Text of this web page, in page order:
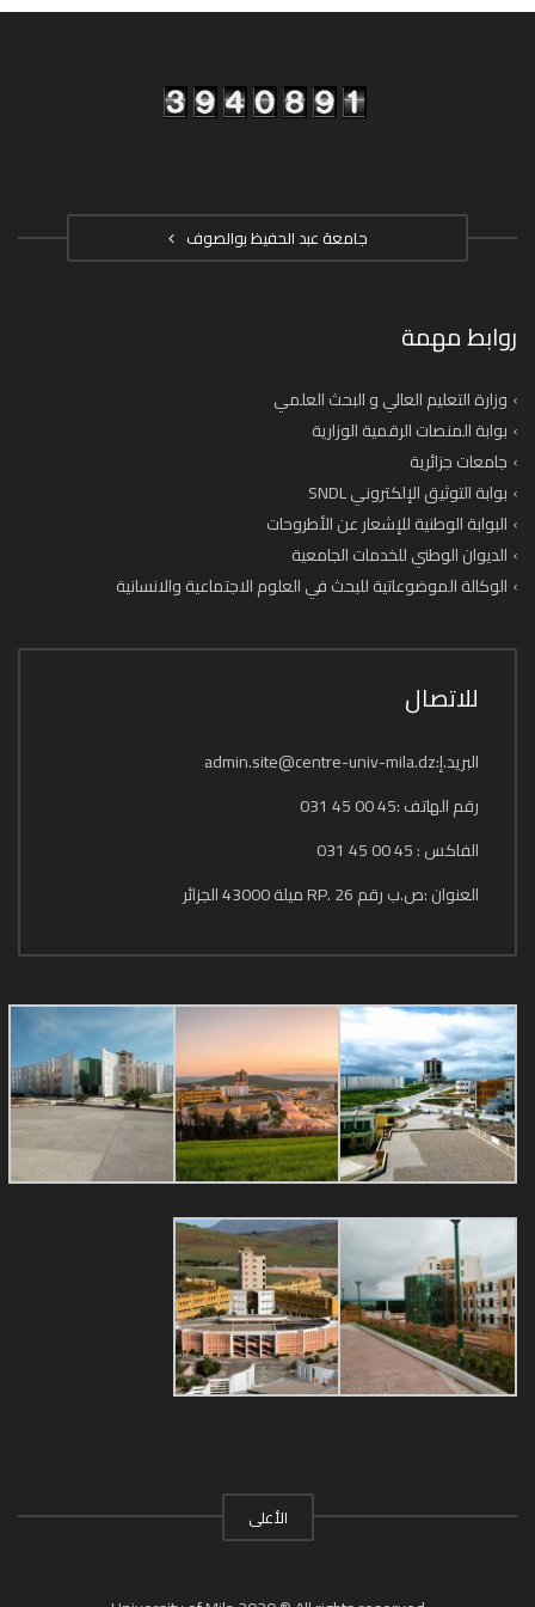
جامعة عبد الحفيظ بوالصوف
روابط مهمة
وزارة التعليم العالي و البحث العلمي
بوابة المنصات الرقمية الوزارية
جامعات جزائرية
بوابة التوثيق الإلكتروني SNDL
البوابة الوطنية للإشعار عن الأطروحات
الديوان الوطني للخدمات الجامعية
الوكالة الموضوعاتية للبحث في العلوم الاجتماعية والانسانية
للاتصال
البريد.إ:admin.site@centre-univ-mila.dz
رقم الهاتف :45 00 45 031
الفاكس : 45 00 45 031
العنوان :ص.ب رقم 26 .RP ميلة 43000 الجزائر
الأعلى